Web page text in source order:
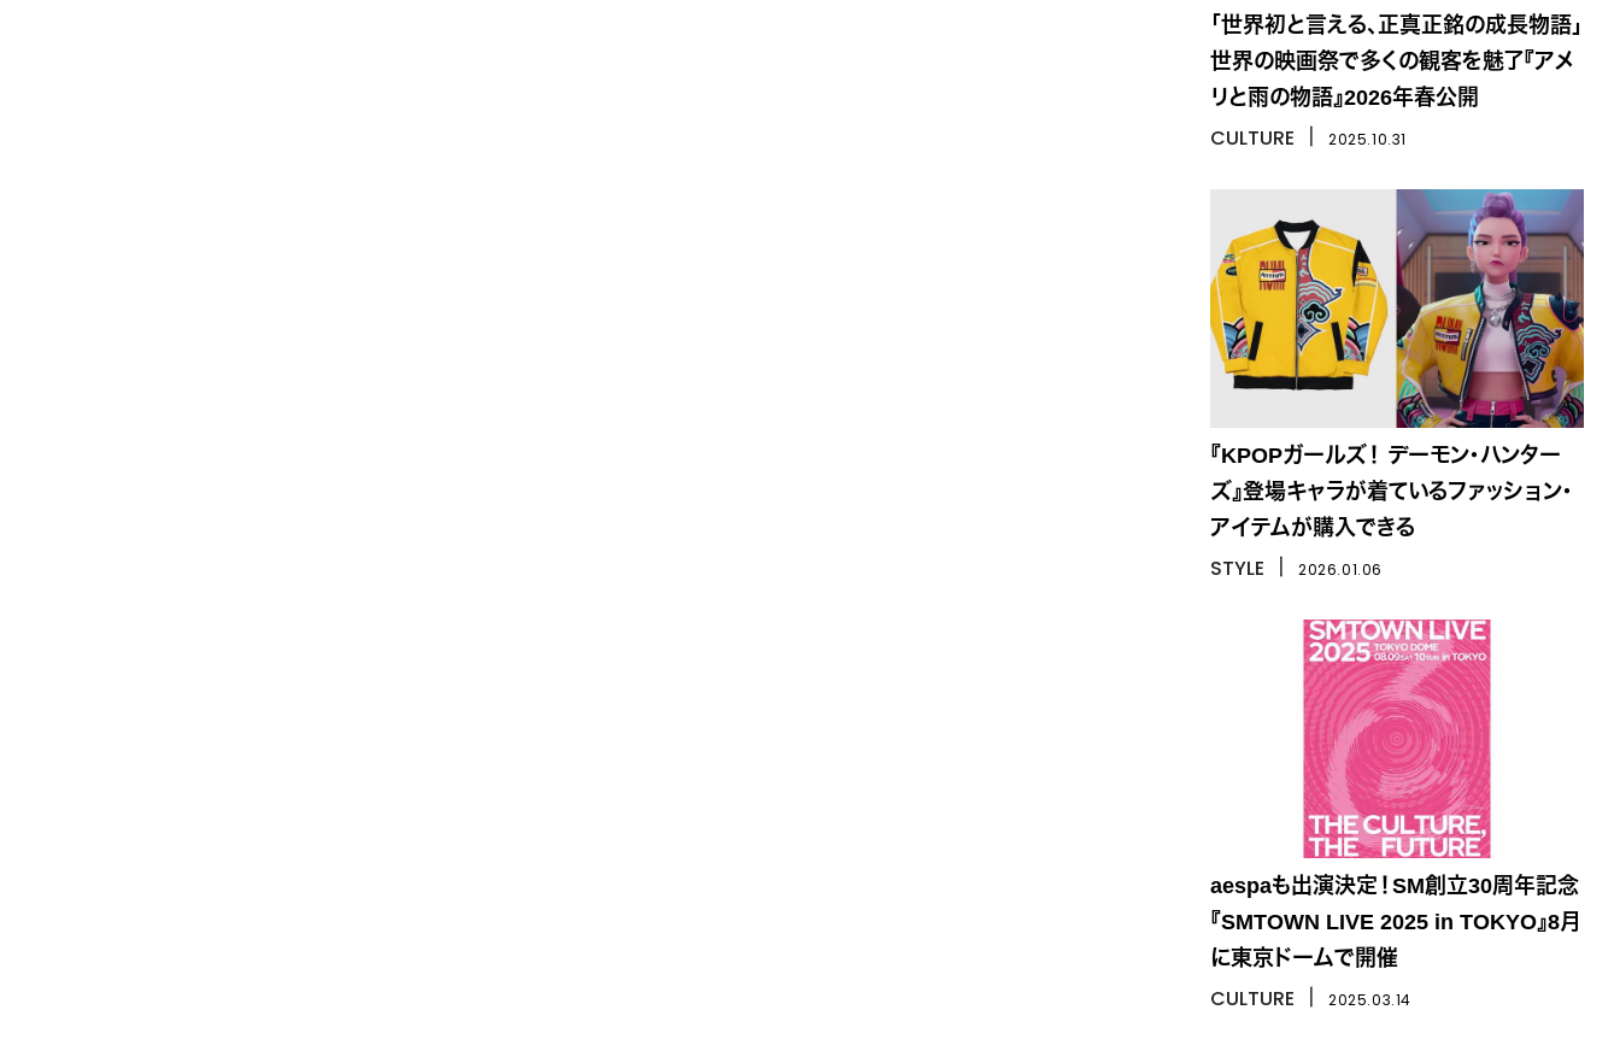
「世界初と言える、正真正銘の成長物語」
世界の映画祭で多くの観客を魅了『アメ
リと雨の物語』2026年春公開
CULTURE 2025.10.31
『KPOPガールズ！ デーモン・ハンター
ズ』登場キャラが着ているファッション・
アイテムが購入できる
STYLE 2026.01.06
aespaも出演決定！SM創立30周年記念
『SMTOWN LIVE 2025 in TOKYO』8月
に東京ドームで開催
CULTURE 2025.03.14